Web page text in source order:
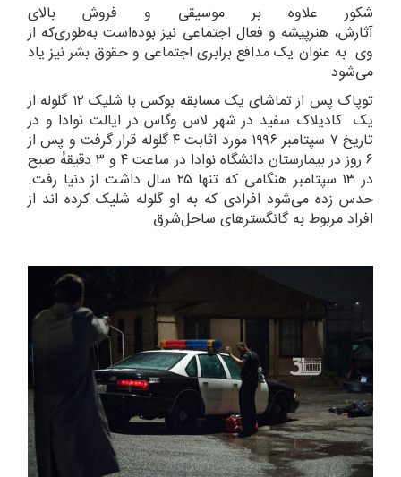
شکور علاوه بر موسیقی و فروش بالای
آثارش، هنرپیشه و فعال اجتماعی نیز بوده‌است به‌طوری‌که از
وی به عنوان یک مدافع برابری اجتماعی و حقوق بشر نیز یاد
می‌شود
توپاک پس از تماشای یک مسابقه بوکس با شلیک ۱۲ گلوله از
یک کادیلاک سفید در شهر لاس وگاس در ایالت نوادا و در
تاریخ ۷ سپتامبر ۱۹۹۶ مورد اثابت ۴ گلوله قرار گرفت و پس از
۶ روز در بیمارستان دانشگاه نوادا در ساعت ۴ و ۳ دقیقهٔ صبح
در ۱۳ سپتامبر هنگامی که تنها ۲۵ سال داشت از دنیا رفت.
حدس زده می‌شود افرادی که به او گلوله شلیک کرده اند از
افراد مربوط به گانگسترهای ساحل‌شرق